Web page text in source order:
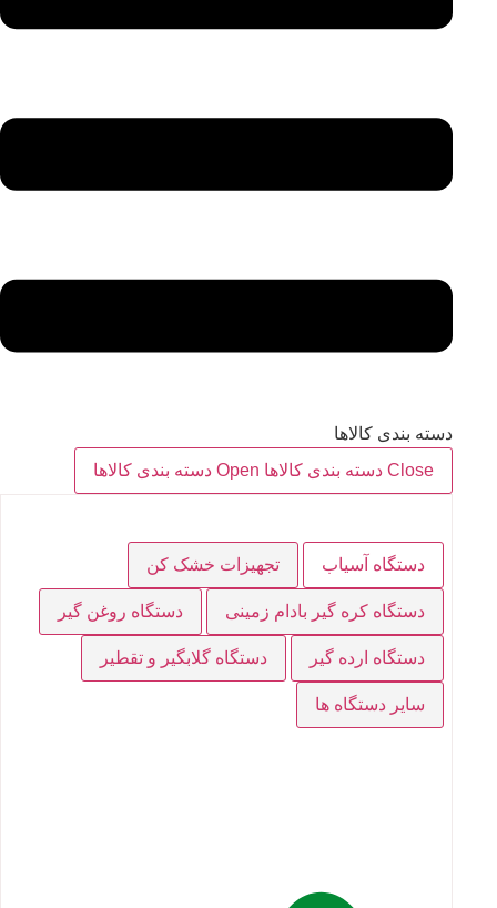
دسته بندی کالاها
Close دسته بندی کالاها
Open دسته بندی کالاها
دستگاه آسیاب تجهیزات خشک کن
دستگاه کره گیر بادام زمینی دستگاه روغن گیر
دستگاه ارده گیر دستگاه گلابگیر و تقطیر
سایر دستگاه ها